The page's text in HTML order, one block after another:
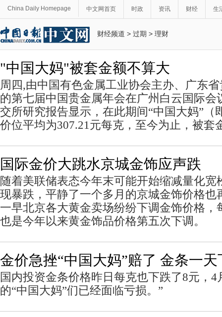
China Daily Homepage 中文网首页 时政 资讯 财经 生
财经频道 > 过期 > 理财
"中国大妈"被套金额不算大
周四,由中国有色金属工业协会主办、广东
的第七届中国贵金属年会在广州白云国际会
交所研究报告显示，在此期间“中国大妈”（
价位平均为307.21元每克，至今为止，被套
国际金价大跳水京城金饰应声跌
随着美联储表态今年末可能开始缩减量化宽
现暴跌，平静了一个多月的京城金饰价格也
一早北京各大黄金卖场纷纷下调金饰价格，
也是今年以来黄金饰品价格第五次下调。
金价急挫“中国大妈”赔了 金条一天
国内投资金条价格昨日每克也下跌了8元，4
的“中国大妈”们已经面临亏损。”